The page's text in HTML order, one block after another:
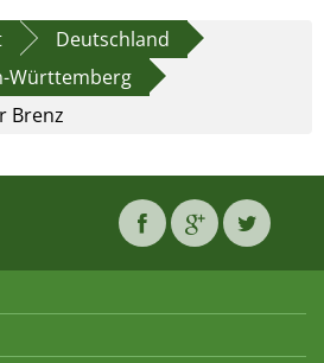
Deutschland
Württemberg
Brenz